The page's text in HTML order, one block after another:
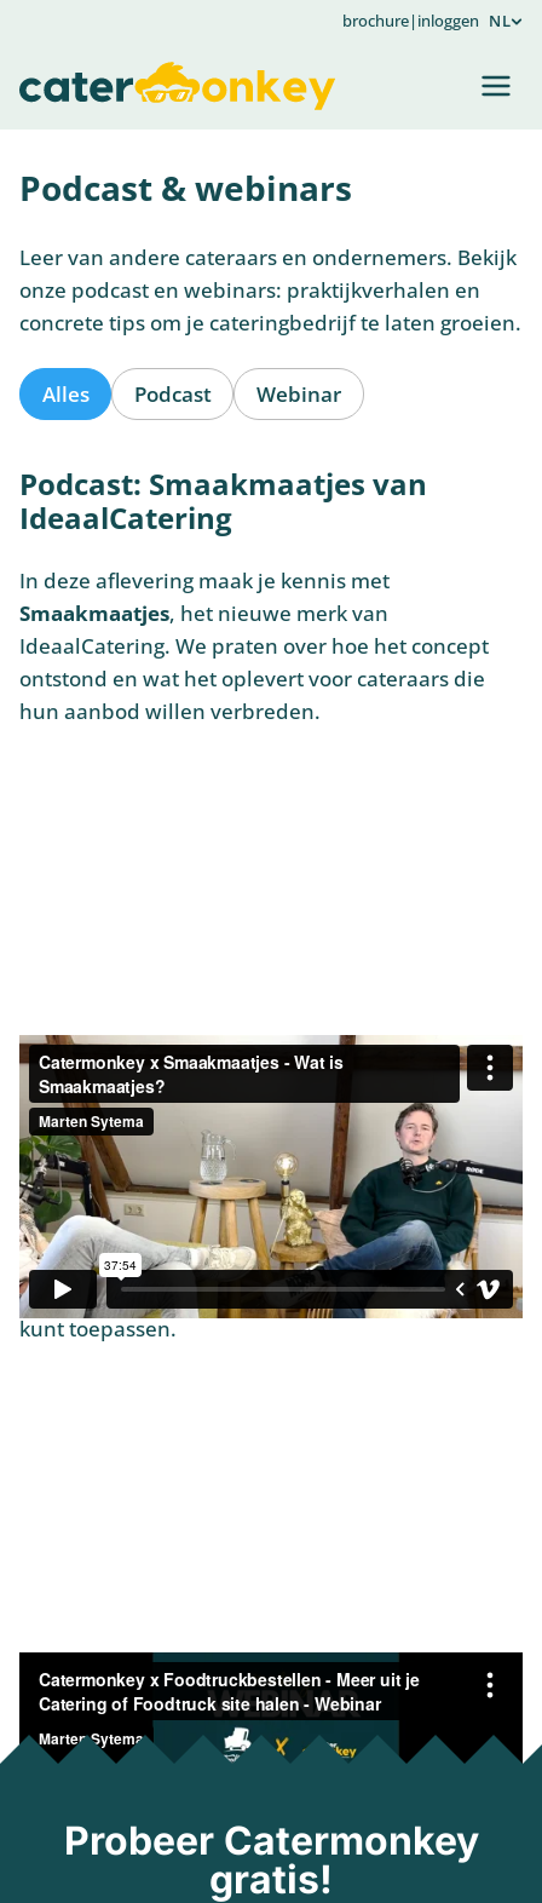
brochure| inloggen NL
Podcast & webinars
Leer van andere cateraars en ondernemers. Bekijk
onze podcast en webinars: praktijkverhalen en
concrete tips om je cateringbedrijf te laten groeien.
Alles Podcast Webinar
Podcast: Smaakmaatjes van
IdeaalCatering
In deze aflevering maak je kennis met
Smaakmaatjes, het nieuwe merk van
IdeaalCatering. We praten over hoe het concept
ontstond en wat het oplevert voor cateraars die
hun aanbod willen verbreden.
Webinar: meer bezoekers naar je
cateringwebsite
Samen metFoodtruckbestellen.be
duiken we in
een vraag die elke cateraar herkent: hoe krijg je
meer bezoekers naar je website? Een praktisch
marketingwebinar met concrete tips die je meteen
kunt toepassen.
Probeer Catermonkey
gratis!